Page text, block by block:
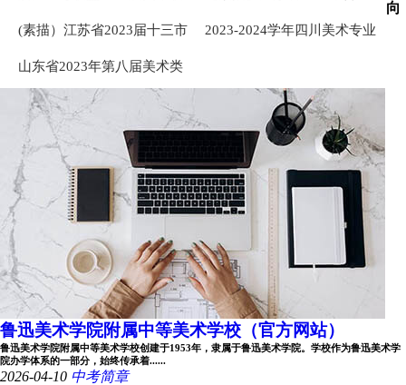
像高分卷 ... ...
统考试卷高分卷 ...
(素描）江苏省2023届十三市
一次模拟考试素描头像优秀
卷 ... ...
2023-2024学年四川美术专业
山东省2023年第八届美术类
专业模拟统考速写高分卷
向
鲁迅美术学院附属中等美术学校（官方网站）
鲁迅美术学院附属中等美术学校创建于1953年，隶属于鲁迅美术学院。学校作为鲁迅美术学
院办学体系的一部分，始终传承着......
2026-04-10 中考简章